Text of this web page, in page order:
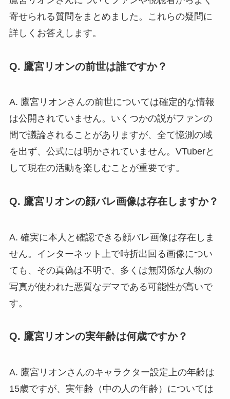
寄せられる質問をまとめました。これらの疑問に
詳しくお答えします。
Q. 鷹宮リオンの前世は誰ですか？
A. 鷹宮リオンさんの前世については確定的な情報
は公開されていません。いくつかの説がファンの
間で議論されることがありますが、全て憶測の域
を出ず、公式には明かされていません。VTuberと
して現在の活動を楽しむことが重要です。
Q. 鷹宮リオンの顔バレ画像は存在しますか？
A. 確実に本人と確認できる顔バレ画像は存在しま
せん。インターネット上で時折出回る画像につい
ても、その真偽は不明で、多くは無関係な人物の
写真が使われた悪質なデマである可能性が高いで
す。
Q. 鷹宮リオンの実年齢は何歳ですか？
A. 鷹宮リオンさんのキャラクター設定上の年齢は
15歳ですが、実年齢（中の人の年齢）については